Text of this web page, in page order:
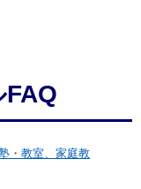
・教室、家庭教